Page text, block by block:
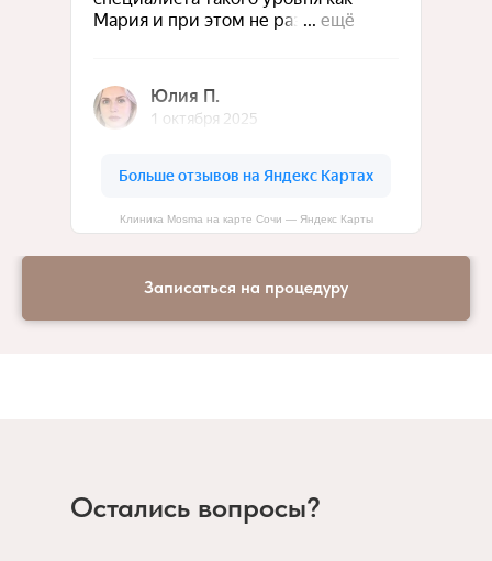
Клиника Mosma на карте Сочи — Яндекс Карты
Записаться на процедуру
Остались вопросы?